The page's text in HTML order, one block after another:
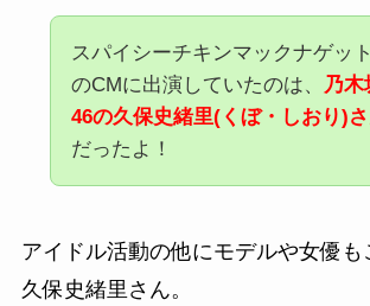
スパイシーチキンマックナゲット
のCMに出演していたのは、
乃木
46の久保史緒里(くぼ・しおり)
だったよ！
アイドル活動の他にモデルや女優も
久保史緒里さん。